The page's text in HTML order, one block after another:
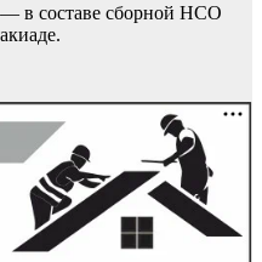
в составе сборной НСО